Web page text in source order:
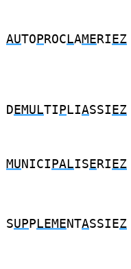
AUTO P ROC LAME RI EZ
D EMULTI P LIASSI EZ
MU NICI PALIS E RI EZ
SUP P LEME NTASSIEZ